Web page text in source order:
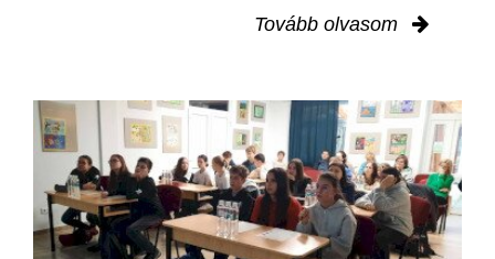
Tovább olvasom